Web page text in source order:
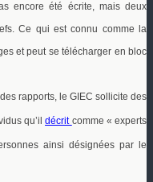
encore été écrite, mais deux
Ce qui est connu comme la
et peut se télécharger en bloc
rapports, le GIEC sollicite des
qu’ildécrit comme « experts
ainsi désignées par le